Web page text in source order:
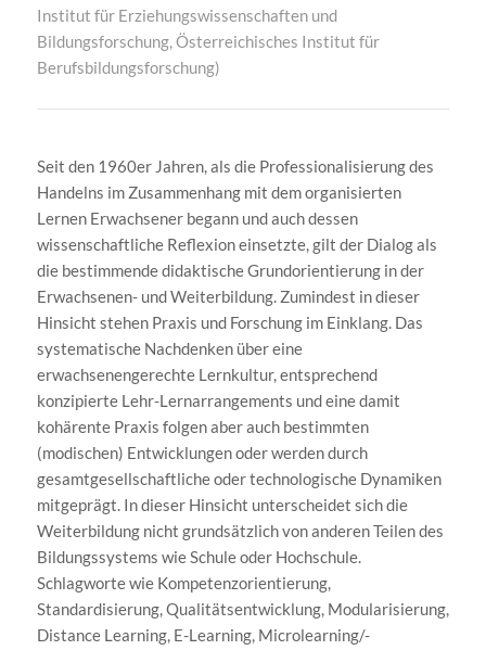
Institut für Erziehungswissenschaften und
Bildungsforschung, Österreichisches Institut für
Berufsbildungsforschung)
Seit den 1960er Jahren, als die Professionalisierung des
Handelns im Zusammenhang mit dem organisierten
Lernen Erwachsener begann und auch dessen
wissenschaftliche Reflexion einsetzte, gilt der Dialog als
die bestimmende didaktische Grundorientierung in der
Erwachsenen- und Weiterbildung. Zumindest in dieser
Hinsicht stehen Praxis und Forschung im Einklang. Das
systematische Nachdenken über eine
erwachsenengerechte Lernkultur, entsprechend
konzipierte Lehr-Lernarrangements und eine damit
kohärente Praxis folgen aber auch bestimmten
(modischen) Entwicklungen oder werden durch
gesamtgesellschaftliche oder technologische Dynamiken
mitgeprägt. In dieser Hinsicht unterscheidet sich die
Weiterbildung nicht grundsätzlich von anderen Teilen des
Bildungssystems wie Schule oder Hochschule.
Schlagworte wie Kompetenzorientierung,
Standardisierung, Qualitätsentwicklung, Modularisierung,
Distance Learning, E-Learning, Microlearning/-